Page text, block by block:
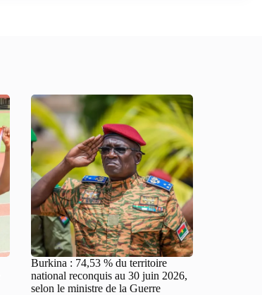
Burkina : 74,53 % du territoire
national reconquis au 30 juin 2026,
selon le ministre de la Guerre